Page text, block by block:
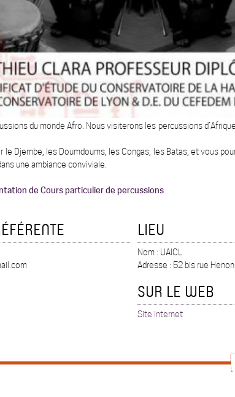
du monde Afro. Nous visiterons les percussions
le Djembe, les Doumdoums, les Congas, les Batas, et vous
une ambiance conviviale.
de Cours particulier de percussions
LIEU
Nom : UAICL
Adresse : 52 bis rue
SUR LE WEB
Site internet